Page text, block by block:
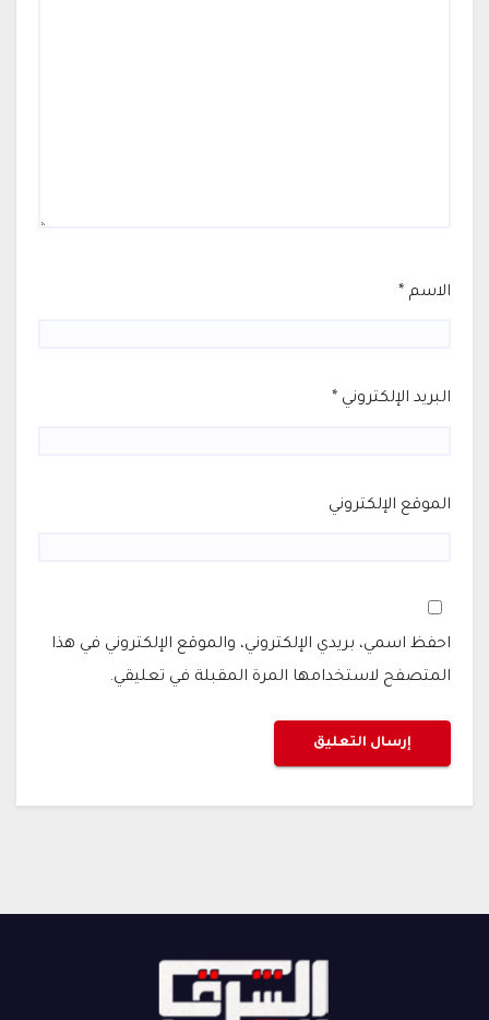
الاسم *
البريد الإلكتروني *
الموقع الإلكتروني
احفظ اسمي، بريدي الإلكتروني، والموقع الإلكتروني في هذا
المتصفح لاستخدامها المرة المقبلة في تعليقي.